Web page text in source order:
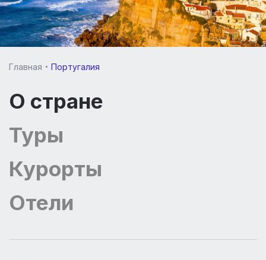
Главная Португалия
О стране
Туры
Курорты
Отели